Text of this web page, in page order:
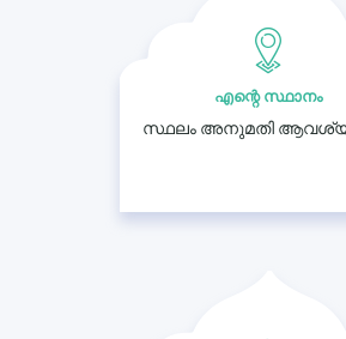
എന്റെ സ്ഥാനം
സ്ഥലം അനുമതി